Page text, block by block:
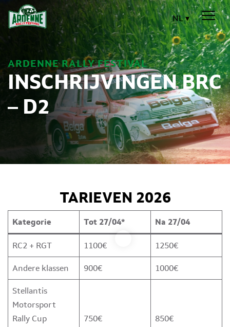
NL
ARDENNE RALLY FESTIVAL
INSCHRIJVINGEN BRC
– D2
TARIEVEN 2026
Kategorie Tot 27/04* Na 27/04
RC2 + RGT 1100€ 1250€
Andere klassen 900€ 1000€
Stellantis
Motorsport
Rally Cup
750€ 850€